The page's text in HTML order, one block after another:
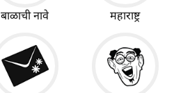
बाळाची नावे महाराष्ट्र